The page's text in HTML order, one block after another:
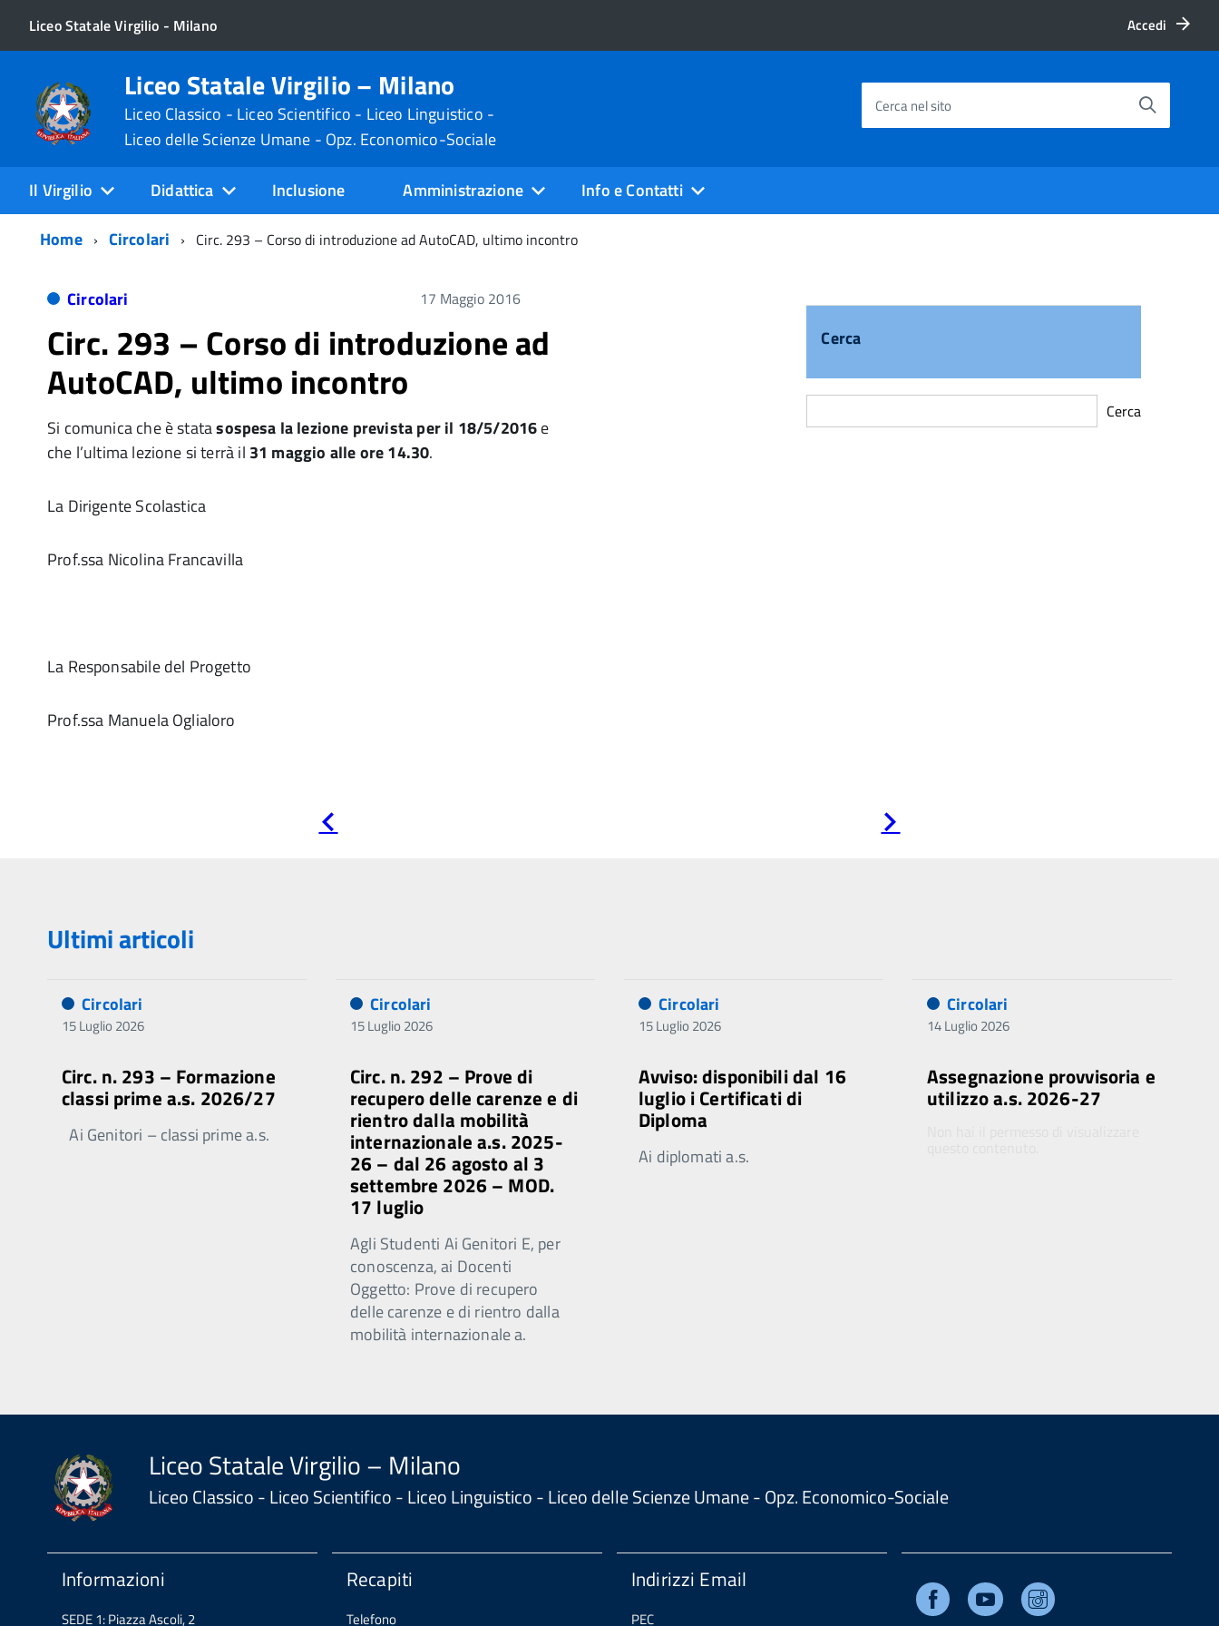
Liceo Statale Virgilio - Milano Accedi
Liceo Statale Virgilio – Milano
Liceo Classico - Liceo Scientifico - Liceo Linguistico -
Liceo delle Scienze Umane - Opz. Economico-Sociale
Cerca nel sito
Il Virgilio Didattica Inclusione Amministrazione
Info e Contatti
Home
Circolari Circ. 293 – Corso di introduzione ad AutoCAD, ultimo incontro
Circolari 17 Maggio 2016
Circ. 293 – Corso di introduzione ad
AutoCAD, ultimo incontro
Si comunica che è statasospesa la lezione prevista per il 18/5/2016e
che l’ultima lezione si terrà il 31 maggio alle ore 14.30.
La Dirigente Scolastica
Prof.ssa Nicolina Francavilla
La Responsabile del Progetto
Prof.ssa Manuela Oglialoro
Cerca
Cerca
precedente successiva
Ultimi articoli
Circolari
15 Luglio 2026
Circ. n. 293 – Formazione
classi prime a.s. 2026/27
Ai Genitori – classi prime a.s.
Circolari
15 Luglio 2026
Circ. n. 292 – Prove di
recupero delle carenze e di
rientro dalla mobilità
internazionale a.s. 2025-
26 – dal 26 agosto al 3
settembre 2026 – MOD.
17 luglio
Agli Studenti Ai Genitori E, per
conoscenza, ai Docenti
Oggetto: Prove di recupero
delle carenze e di rientro dalla
mobilità internazionale a.
Circolari
15 Luglio 2026
Avviso: disponibili dal 16
luglio i Certificati di
Diploma
Ai diplomati a.s.
Circolari
14 Luglio 2026
Assegnazione provvisoria e
utilizzo a.s. 2026-27
Liceo Statale Virgilio – Milano
Liceo Classico - Liceo Scientifico - Liceo Linguistico - Liceo delle Scienze Umane - Opz. Economico-Sociale
Informazioni
SEDE 1: Piazza Ascoli, 2
Recapiti
Telefono
Indirizzi Email
PEC
Facebook Youtube